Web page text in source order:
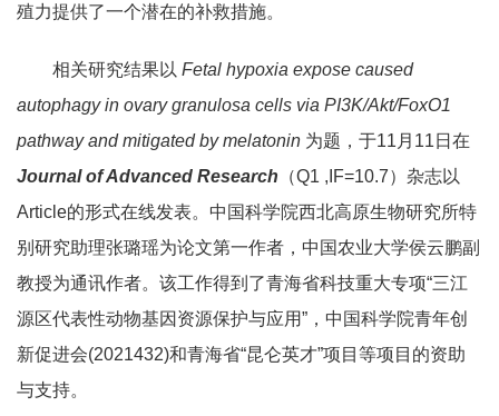
殖力提供了一个潜在的补救措施。
相关研究结果以 Fetal hypoxia expose caused
autophagy in ovary granulosa cells via PI3K/Akt/FoxO1
pathway and mitigated by melatonin 为题，于11月11日在
Journal of Advanced Research （Q1 ,IF=10.7）杂志以
Article的形式在线发表。中国科学院西北高原生物研究所特
别研究助理张璐瑶为论文第一作者，中国农业大学侯云鹏副
教授为通讯作者。该工作得到了青海省科技重大专项“三江
源区代表性动物基因资源保护与应用”，中国科学院青年创
新促进会(2021432)和青海省“昆仑英才”项目等项目的资助
与支持。